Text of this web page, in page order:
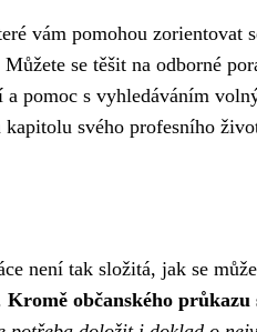
vám pomohou zorientovat
se těšit na odborné
a pomoc s vyhledáváním
kapitolu svého profesního
není tak složitá, jak se
Kromě občanského průkazu